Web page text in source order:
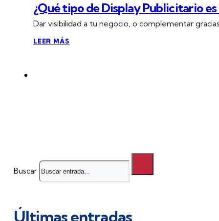
¿Qué tipo de Display Publicitario
Dar visibilidad a tu negocio, o complementar
LEER MÁS
Buscar
Últimas entradas